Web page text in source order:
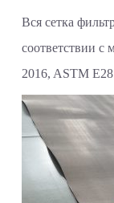
Вся сетка
соответствии
2016, ASTM